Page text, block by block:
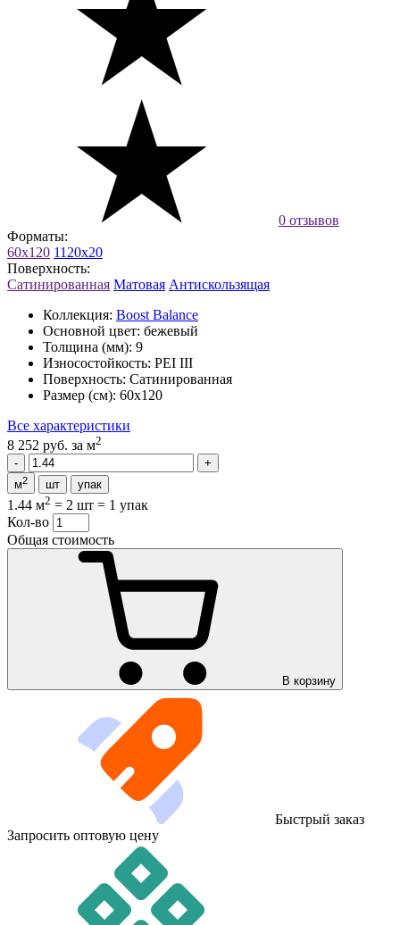
0 отзывов
Форматы:
60x120 1120x20
Поверхность:
Сатинированная Матовая Антискользящая
Коллекция: Boost Balance
Основной цвет: бежевый
Толщина (мм): 9
Износостойкость: PEI III
Поверхность: Сатинированная
Размер (см): 60x120
Все характеристики
8 252 руб. за м2
м2 шт упак
1.44 м2 = 2 шт = 1 упак
Кол-во
Общая стоимость
В корзину
Быстрый заказ
Запросить оптовую цену